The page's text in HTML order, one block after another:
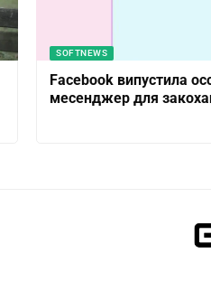
SOFTNEWS
Facebook випустила
месенджер для